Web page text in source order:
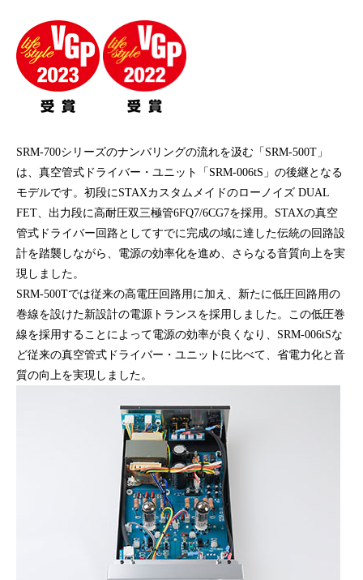
SRM-700シリーズのナンバリングの流れを汲む「SRM-500T」
は、真空管式ドライバー・ユニット「SRM-006tS」の後継となる
モデルです。初段にSTAXカスタムメイドのローノイズ DUAL
FET、出力段に高耐圧双三極管6FQ7/6CG7を採用。STAXの真空
管式ドライバー回路としてすでに完成の域に達した伝統の回路設
計を踏襲しながら、電源の効率化を進め、さらなる音質向上を実
現しました。
SRM-500Tでは従来の高電圧回路用に加え、新たに低圧回路用の
巻線を設けた新設計の電源トランスを採用しました。この低圧巻
線を採用することによって電源の効率が良くなり、SRM-006tSな
ど従来の真空管式ドライバー・ユニットに比べて、省電力化と音
質の向上を実現しました。